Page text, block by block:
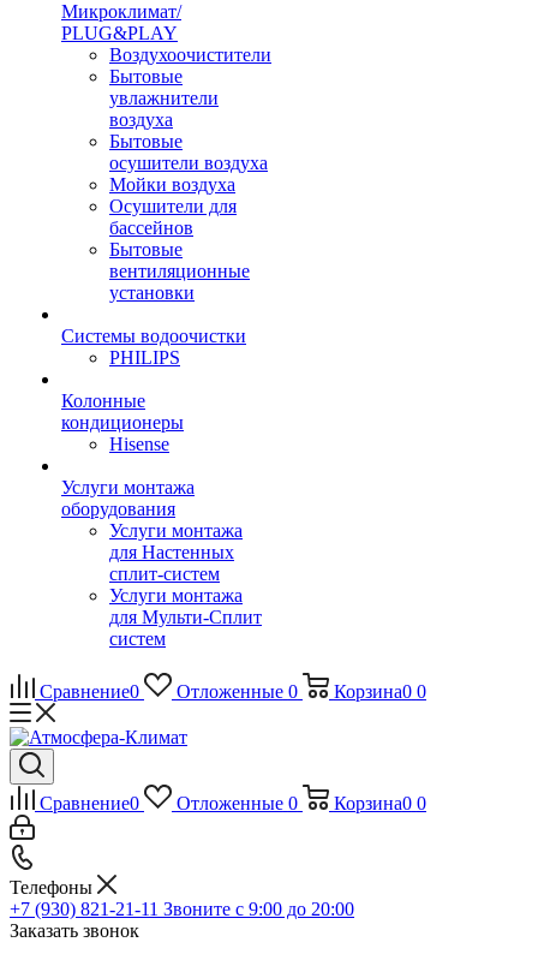
Микроклимат/
PLUG&PLAY
Воздухоочистители
Бытовые
увлажнители
воздуха
Бытовые
осушители воздуха
Мойки воздуха
Осушители для
бассейнов
Бытовые
вентиляционные
установки
Системы водоочистки
PHILIPS
Колонные
кондиционеры
Hisense
Услуги монтажа
оборудования
Услуги монтажа
для Настенных
сплит-систем
Услуги монтажа
для Мульти-Сплит
систем
Сравнение0 Отложенные 0 Корзина0 0
Сравнение0 Отложенные 0 Корзина0 0
Телефоны
+7 (930) 821-21-11 Звоните с 9:00 до 20:00
Заказать звонок